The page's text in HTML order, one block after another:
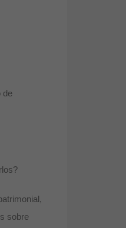
de
sobre